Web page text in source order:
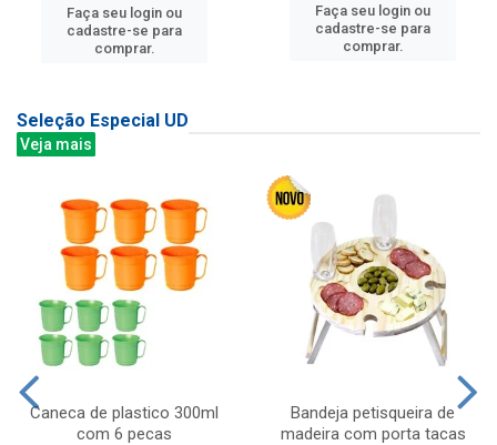
Faça seu login ou
cadastre-se para
comprar.
Faça seu login ou
cadastre-se para
comprar.
Seleção Especial UD
Veja mais
Caneca de plastico 300ml
com 6 pecas
Bandeja petisqueira de
madeira com porta tacas